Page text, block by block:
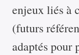
enjeux liés à
(futurs
adaptés pour